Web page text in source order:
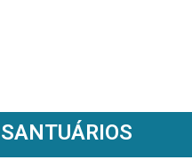
SANTUÁRIOS